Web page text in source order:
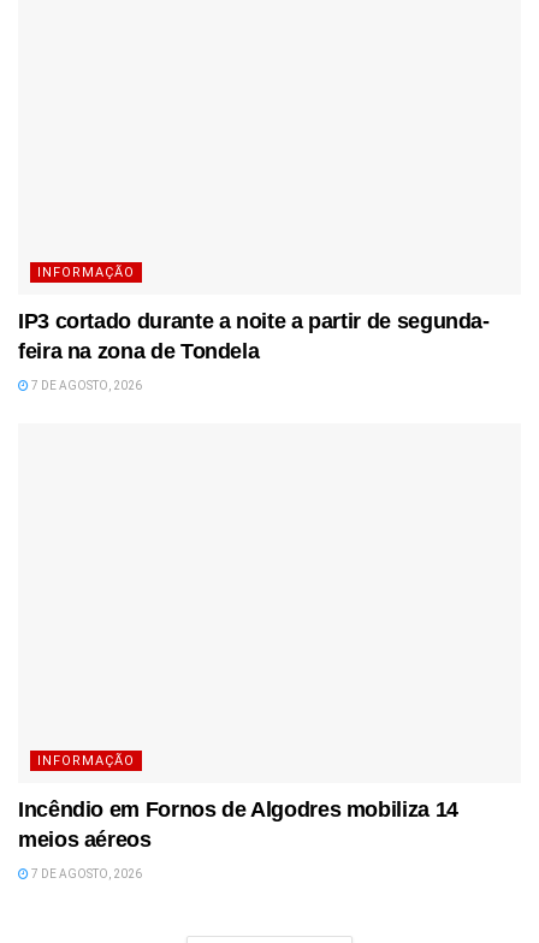
INFORMAÇÃO
IP3 cortado durante a noite a partir de segunda-
feira na zona de Tondela
7 DE AGOSTO, 2026
INFORMAÇÃO
Incêndio em Fornos de Algodres mobiliza 14
meios aéreos
7 DE AGOSTO, 2026